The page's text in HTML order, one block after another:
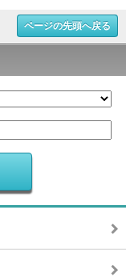
ページの先頭へ戻る